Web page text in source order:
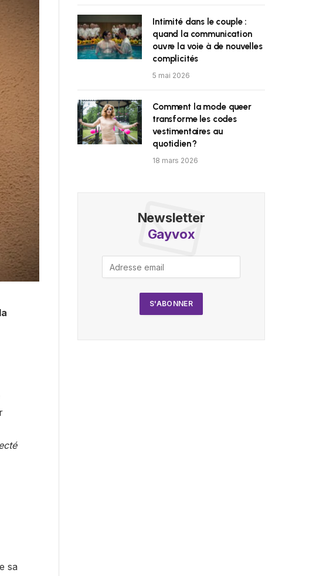
sa
Intimité dans le couple :
quand la communication
ouvre la voie à de nouvelles
complicités
5 mai 2026
Comment la mode queer
transforme les codes
vestimentaires au
quotidien ?
18 mars 2026
Newsletter
Gayvox